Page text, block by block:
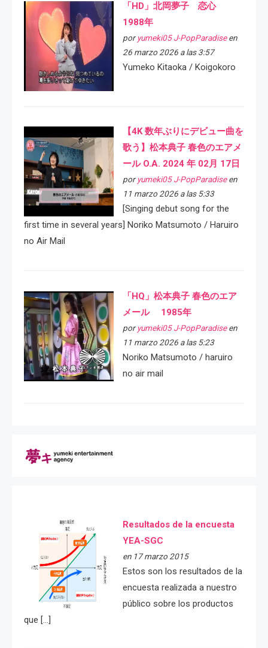
「HD」北岡夢子 恋心
1988年
por yumeki05 J-PopParadiseen
26 marzo 2026 a las 3:57
Yumeko Kitaoka / Koigokoro
【4K 数年ぶりにデビュー曲を
歌う】松本典子 春色のエアメ
ール O.A. 2024 年 02月 17日
por yumeki05 J-PopParadiseen
11 marzo 2026 a las 5:33
[Singing debut song for the
first time in several years] Noriko Matsumoto / Haruiro
no Air Mail
「HQ」松本典子 春色のエア
メール 1985年
por yumeki05 J-PopParadiseen
11 marzo 2026 a las 5:23
Noriko Matsumoto / haruiro
no air mail
Resultados de la encuesta
YEA-SGC
en 17 marzo 2015
Estos son los resultados de la
encuesta realizada a nuestro
público sobre los productos
que […]